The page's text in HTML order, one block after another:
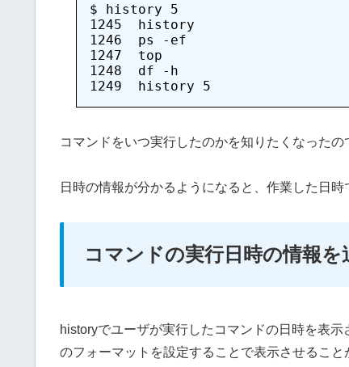
$ history 5
1245  history
1246  ps -ef
1247  top
1248  df -h
コマンドをいつ実行したのかを知りたくなったの
日時の情報が分かるようになると、作業した日
コマンドの実行日時の情報を
historyでユーザが実行したコマンドの日時を表
のフォーマットを設定することで表示させること